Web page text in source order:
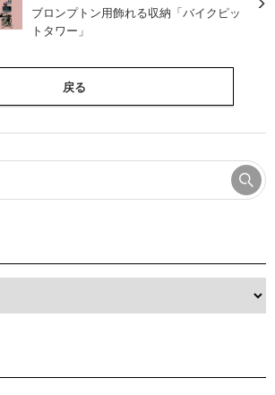
ブロンプトン用飾れる収納「バイクピッ
トタワー」
戻る